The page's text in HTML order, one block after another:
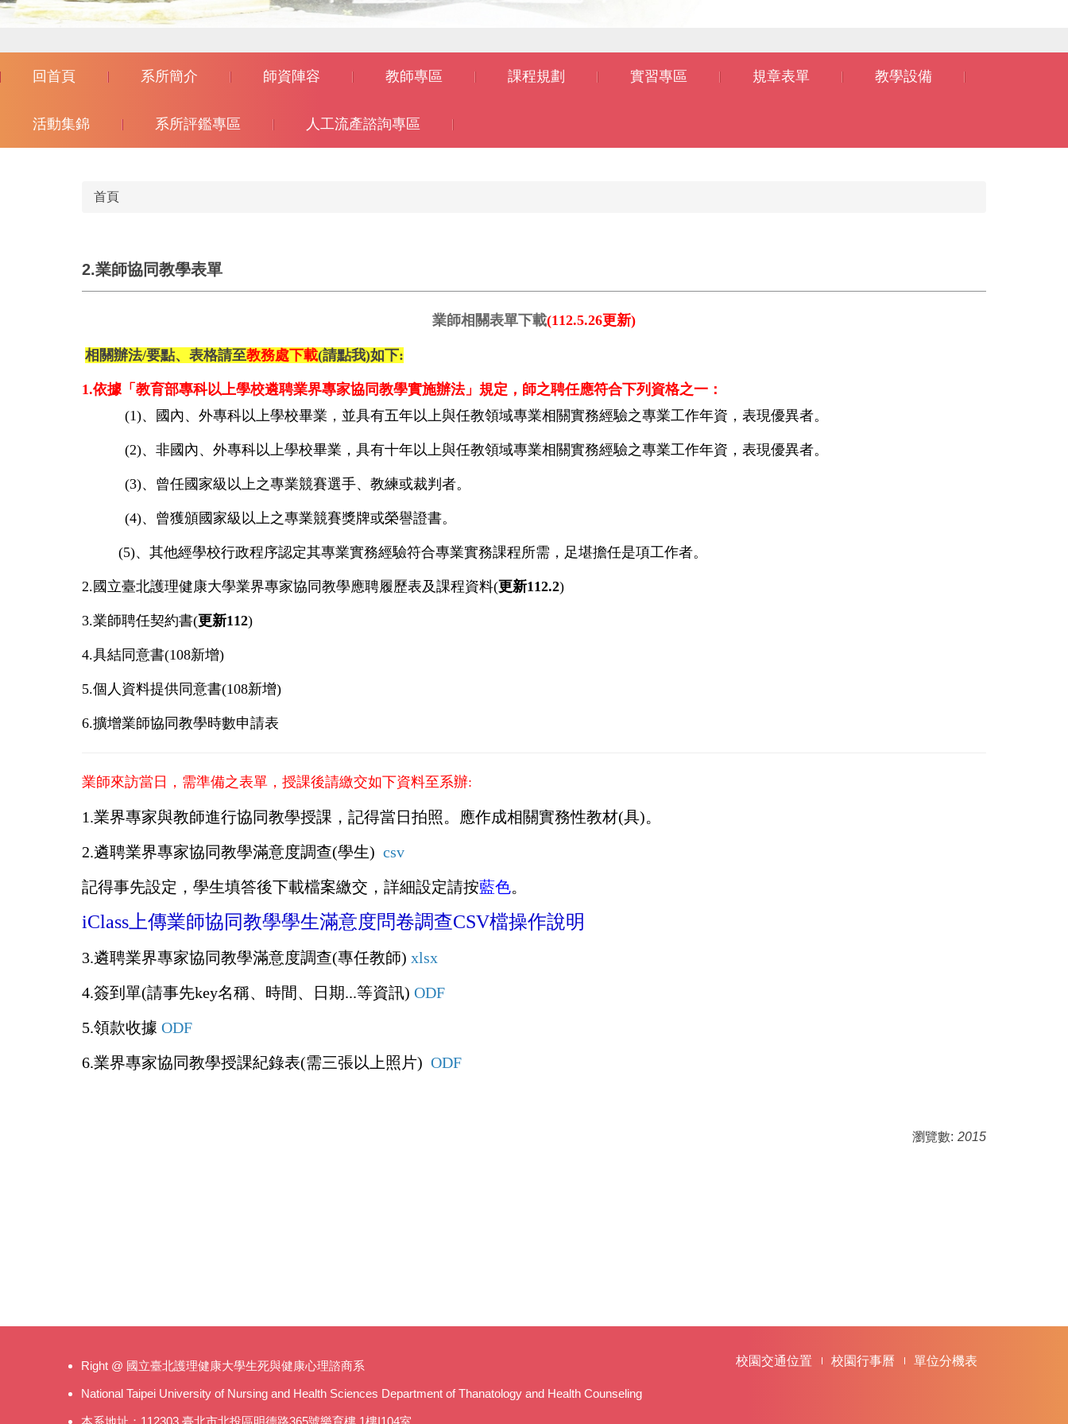
回首頁 系所簡介 師資陣容 教師專區 課程規劃 實習專區 規章表單 教學設備
活動集錦 系所評鑑專區 人工流產諮詢專區
首頁
2.業師協同教學表單
業師相關表單下載(112.5.26更新)
相關辦法/要點、表格請至教務處下載(請點我)如下:
1.依據「教育部專科以上學校遴聘業界專家協同教學實施辦法」規定， 師之聘任應符合下列資格之一：
(1)、國內、外專科以上學校畢業，並具有五年以上與任教領域專業相關實務經驗之專業工作年資，表現優異者。
(2)、非國內、外專科以上學校畢業，具有十年以上與任教領域專業相關實務經驗之專業工作年資，表現優異者。
(3)、曾任國家級以上之專業競賽選手、教練或裁判者。
(4)、曾獲頒國家級以上之專業競賽獎牌或榮譽證書。
(5)、其他經學校行政程序認定其專業實務經驗符合專業實務課程所需，足堪擔任是項工作者。
2.國立臺北護理健康大學業界專家協同教學應聘履歷表及課程資料(更新112.2)
3.業師聘任契約書(更新112)
4.具結同意書(108新增)
5.個人資料提供同意書(108新增)
6.擴增業師協同教學時數申請表
業師來訪當日，需準備之表單，授課後請繳交如下資料至系辦:
1.業界專家與教師進行協同教學授課，記得當日拍照。應作成相關實務性教材(具)。
2.遴聘業界專家協同教學滿意度調查(學生) csv
記得事先設定，學生填答後下載檔案繳交，詳細設定請按藍色。
iClass上傳業師協同教學學生滿意度問卷調查CSV檔操作說明
3.遴聘業界專家協同教學滿意度調查(專任教師) xlsx
4.簽到單(請事先key名稱、時間、日期...等資訊) ODF
5.領款收據 ODF
6.業界專家協同教學授課紀錄表(需三張以上照片) ODF
瀏覽數: 2015
Right @ 國立臺北護理健康大學生死與健康心理諮商系
National Taipei University of Nursing and Health Sciences Department of Thanatology and Health Counseling
本系地址：112303 臺北市北投區明德路365號樂育樓 1樓I104室
校園交通位置 校園行事曆 單位分機表